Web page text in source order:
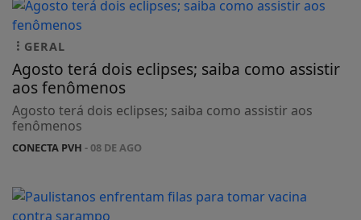
GERAL
Agosto terá dois eclipses; saiba como assistir
aos fenômenos
Agosto terá dois eclipses; saiba como assistir aos
fenômenos
CONECTA PVH - 08 DE AGO